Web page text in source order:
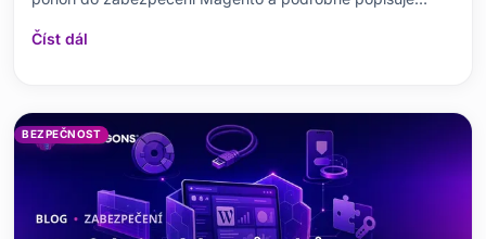
Pomůže vám udržet vaši platformu v bezpečí tím, že vám
Číst dál
BEZPEČNOST